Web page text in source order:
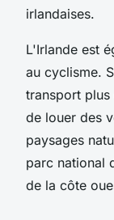
irlandaises.
L'Irlande est
au cyclisme.
transport
de louer des
paysages
parc national
de la côte